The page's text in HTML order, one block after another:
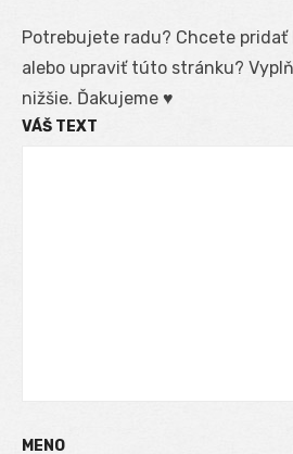
Potrebujete radu? Chcete
alebo upraviť túto stránku?
nižšie. Ďakujeme ♥
VÁŠ TEXT
MENO